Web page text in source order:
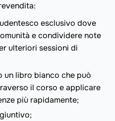
esclusivo dove
e condividere note
ulteriori sessioni di
un libro bianco che può
il corso e applicare
più rapidamente;